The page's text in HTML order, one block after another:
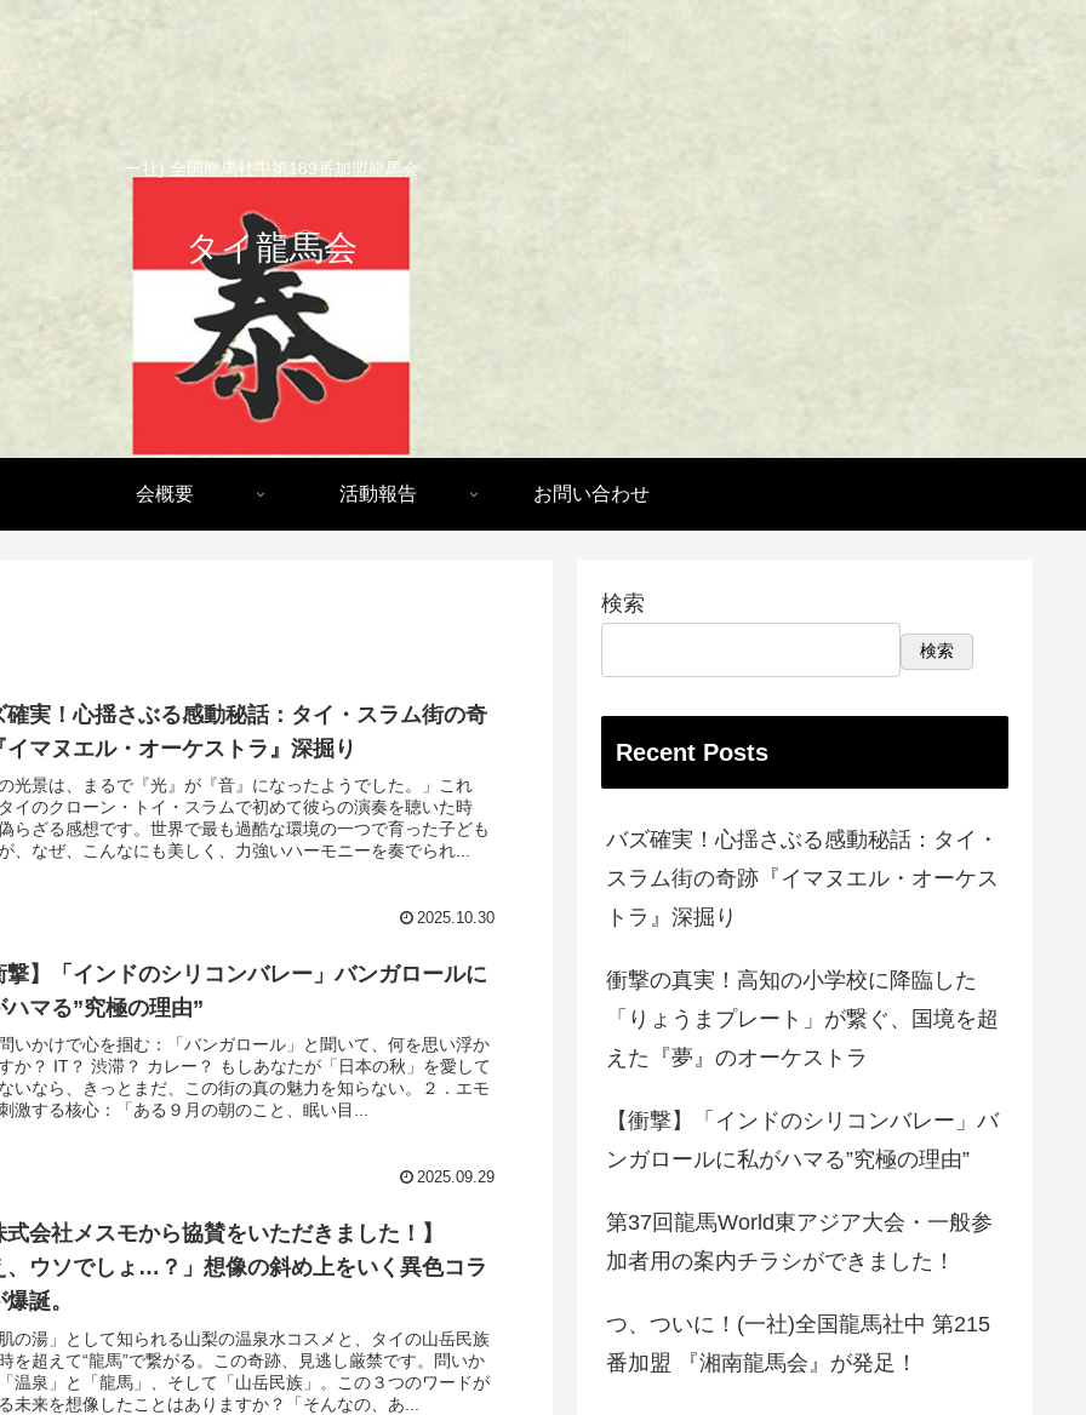
一社) 全国龍馬社中第189番加盟龍馬会
タイ龍馬会
会概要 活動報告 お問い合わせ
確実！心揺さぶる感動秘話：タイ・スラム街の奇
イマヌエル・オーケストラ』深掘り
光景は、まるで『光』が『音』になったようでした。」これ
イのクローン・トイ・スラムで初めて彼らの演奏を聴いた時
らざる感想です。世界で最も過酷な環境の一つで育った子ども
、なぜ、こんなにも美しく、力強いハーモニーを奏でられ...
2025.10.30
撃】「インドのシリコンバレー」バンガロールに
ハマる”究極の理由”
いかけで心を掴む：「バンガロール」と聞いて、何を思い浮か
か？ IT？ 渋滞？ カレー？ もしあなたが「日本の秋」を愛して
いなら、きっとまだ、この街の真の魅力を知らない。２．エモ
激する核心：「ある９月の朝のこと、眠い目...
2025.09.29
式会社メスモから協賛をいただきました！】
、ウソでしょ…？」想像の斜め上をいく異色コラ
誕。
の湯」として知られる山梨の温泉水コスメと、タイの山岳民族
を超えて“龍馬”で繋がる。この奇跡、見逃し厳禁です。問いか
温泉」と「龍馬」、そして「山岳民族」。この３つのワードが
未来を想像したことはありますか？「そんなの、あ...
検索
検索
Recent Posts
バズ確実！心揺さぶる感動秘話：タイ・
スラム街の奇跡『イマヌエル・オーケス
トラ』深掘り
衝撃の真実！高知の小学校に降臨した
「りょうまプレート」が繋ぐ、国境を超
えた『夢』のオーケストラ
【衝撃】「インドのシリコンバレー」バ
ンガロールに私がハマる”究極の理由”
第37回龍馬World東アジア大会・一般参
加者用の案内チラシができました！
つ、ついに！(一社)全国龍馬社中 第215
番加盟 『湘南龍馬会』が発足！